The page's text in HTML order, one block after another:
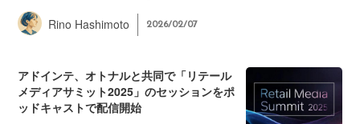
Rino Hashimoto 2026/02/07
アドインテ、オトナルと共同で「リテール
メディアサミット2025」のセッションをポ
ッドキャストで配信開始